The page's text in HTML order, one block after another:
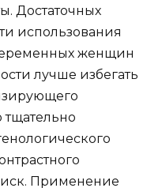
Достаточных
использования
женщин
лучше избегать
тщательно
Применение